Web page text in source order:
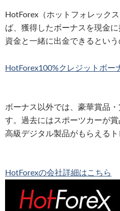
HotForex（ホットフォレック
ば、獲得したボーナスを現金
資金と一緒に出金できるとい
HotForex100%クレジットボー
ボーナス以外では、豪華賞品
す。過去にはスポーツカーが
高級デジタル製品がもらえる
HotForexの会社詳細はこちら